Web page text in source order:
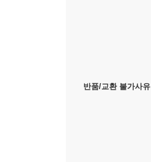
반품/교환 불가사유